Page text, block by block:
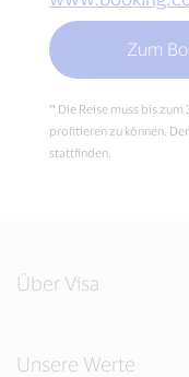
Zum
** Die Reise muss bis
profitieren zu können.
stattfinden.
Über Visa
Unsere Werte